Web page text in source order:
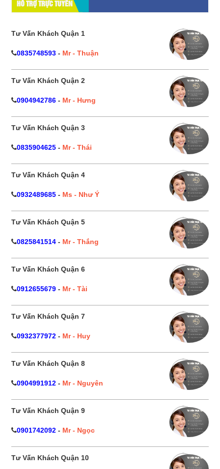
HỔ TRỢ TRỰC TUYẾN
Tư Vấn Khách Quận 1
0835748593 - Mr - Thuận
Tư Vấn Khách Quận 2
0904942786 - Mr - Hưng
Tư Vấn Khách Quận 3
0835904625 - Mr - Thái
Tư Vấn Khách Quận 4
0932489685 - Ms - Như Ý
Tư Vấn Khách Quận 5
0825841514 - Mr - Thắng
Tư Vấn Khách Quận 6
0912655679 - Mr - Tài
Tư Vấn Khách Quận 7
0932377972 - Mr - Huy
Tư Vấn Khách Quận 8
0904991912 - Mr - Nguyên
Tư Vấn Khách Quận 9
0901742092 - Mr - Ngọc
Tư Vấn Khách Quận 10